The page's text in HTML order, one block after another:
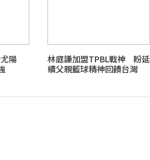
尤陽
林庭謙加盟TPBL戰神 盼延
續父親籃球精神回饋台灣